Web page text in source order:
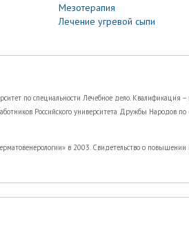
Мезотерапия
Лечение угревой сыпи
по специальности Лечебное дело. Квалификация –
Российского университета Дружбы Народов
в 2003. Свидетельство о